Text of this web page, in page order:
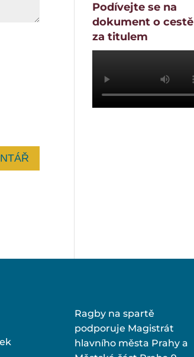
Podívejte se na
dokument o cestě
za titulem
Ragby na spartě
podporuje Magistrát
hlavního města Prahy a